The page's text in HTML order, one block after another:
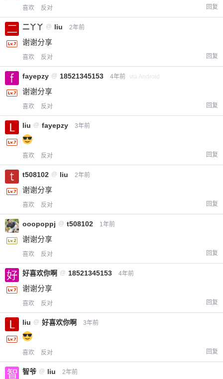
喜欢 反对 回复
二丫丫 @ liu 2年前
谢谢分享
喜欢 反对 回复
fayepzy @ 18521345153 4年前 via Android
谢谢分享
喜欢 反对 回复
liu @ fayepzy 3年前
喜欢 反对 回复
t508102 @ liu 2年前
谢谢分享
喜欢 反对 回复
ooopoppj @ t508102 1年前
谢谢分享
喜欢 反对 回复
好喜欢你啊 @ 18521345153 4年前
谢谢分享
喜欢 反对 回复
liu @ 好喜欢你啊 3年前
喜欢 反对 回复
智爷 @ liu 2年前